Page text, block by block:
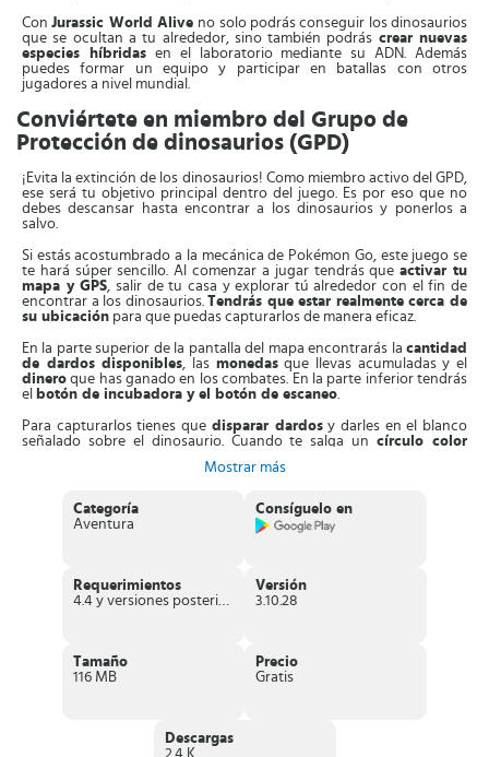
ConJurassic World Alive no solo podrás conseguir los dinosaurios
que se ocultan a tu alrededor, sino también podrás crear nuevas
especies híbridasen el laboratorio mediante su ADN. Además
puedes formar un equipo y participar en batallas con otros
jugadores a nivel mundial.
Conviértete en miembro del Grupo de
Protección de dinosaurios (GPD)
¡Evita la extinción de los dinosaurios! Como miembro activo del GPD,
ese será tu objetivo principal dentro del juego. Es por eso que no
debes descansar hasta encontrar a los dinosaurios y ponerlos a
salvo.
Si estás acostumbrado a la mecánica de Pokémon Go, este juego se
te hará súper sencillo. Al comenzar a jugar tendrás queactivar tu
mapa y GPS, salir de tu casa y explorar tú alrededor con el fin de
encontrar a los dinosaurios.Tendrás que estar realmente cerca de
su ubicación para que puedas capturarlos de manera eficaz.
En la parte superior de la pantalla del mapa encontrarás la cantidad
de dardos disponibles, las monedasque llevas acumuladas y el
dinero que has ganado en los combates. En la parte inferior tendrás
el botón de incubadora y el botón de escaneo.
Para capturarlos tienes que disparar dardosy darles en el blanco
señalado sobre el dinosaurio. Cuando te salga uncírculo color
son dinosauriosraros y si no tienen circulo es porque
Una vez capturados, puedes obtener el ADNde esos dinosaurios y
combinarlos para crear nuevas especies híbridas
Puedes combatir enbatallas jugador contra jugador en tiempo
, si formas un equipo de potentes dinosaurios podrás desafiar a
cualquier equipo de otros jugadores a combates en la arena.
podrás ver a los dinosaurios que forman parte de tu equipo de
combate. También conseguirás otro apartado “
Características interesantes de Jurassic
Mostrar más
Categoría
Aventura
Consíguelo en
Requerimientos
4.4 y versiones posteriores
Versión
3.10.28
Tamaño
116 MB
Precio
Gratis
Descargas
2.4 K